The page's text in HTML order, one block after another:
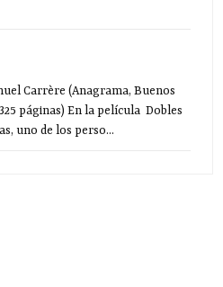
Carrère (Anagrama, Buenos
325 páginas) En la película Dobles
uno de los perso...